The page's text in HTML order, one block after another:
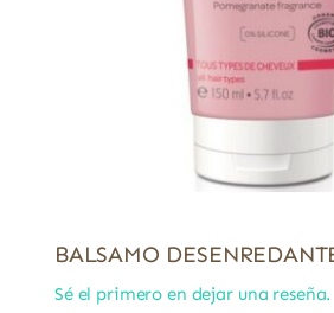
BALSAMO
Sé el primero en dejar una reseña.